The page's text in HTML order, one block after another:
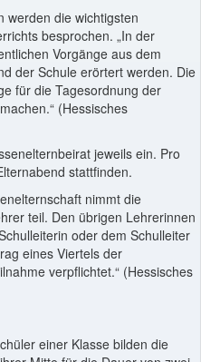
werden die wichtigsten
besprochen. „In der
Vorgänge aus dem
der Schule erörtert werden. Die
für die Tagesordnung der
(Hessisches
jeweils ein. Pro
stattfinden.
nimmt die
teil. Den übrigen Lehrerinnen
oder dem Schulleiter
eines Viertels der
verpflichtet.“ (Hessisches
einer Klasse bilden die